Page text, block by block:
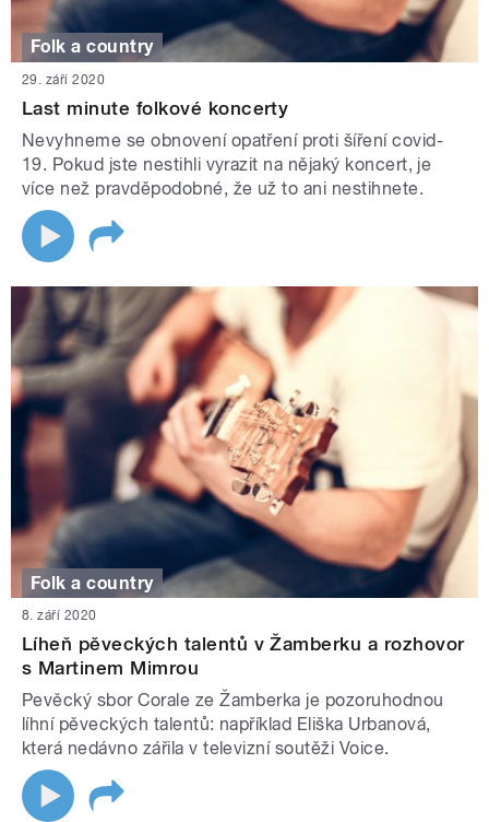
Folk a country
29. září 2020
Last minute folkové koncerty
Nevyhneme se obnovení opatření proti šíření covid-
19. Pokud jste nestihli vyrazit na nějaký koncert, je
více než pravděpodobné, že už to ani nestihnete.
Folk a country
8. září 2020
Líheň pěveckých talentů v Žamberku a rozhovor
s Martinem Mimrou
Pevěcký sbor Corale ze Žamberka je pozoruhodnou
líhní pěveckých talentů: například Eliška Urbanová,
která nedávno zářila v televizní soutěži Voice.